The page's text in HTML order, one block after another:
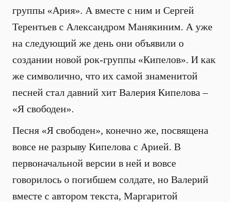
группы «Ария». А вместе с ним и Сергей
Терентьев с Александром Манякиним. А уже
на следующий же день они объявили о
создании новой рок-группы «Кипелов». И как
же символично, что их самой знаменитой
песней стал давний хит Валерия Кипелова –
«Я свободен».
Песня «Я свободен», конечно же, посвящена
вовсе не разрыву Кипелова с Арией. В
первоначальной версии в ней и вовсе
говорилось о погибшем солдате, но Валерий
вместе с автором текста, Маргаритой